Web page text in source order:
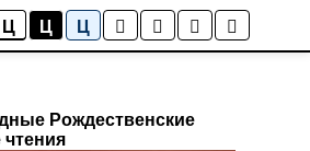
Ц Ц Ц
Рождественские